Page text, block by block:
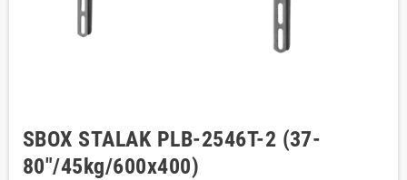
SBOX STALAK PLB-2546T-2 (37-
80"/45kg/600x400)